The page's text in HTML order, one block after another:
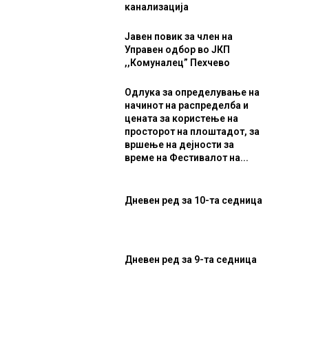
канализација
Јавен повик за член на
Управен одбор во ЈКП
,,Комуналец” Пехчево
Одлука за определување на
начинот на распределба и
цената за користење на
просторот на плоштадот, за
вршење на дејности за
време на Фестивалот на...
Дневен ред за 10-та седница
Дневен ред за 9-та седница